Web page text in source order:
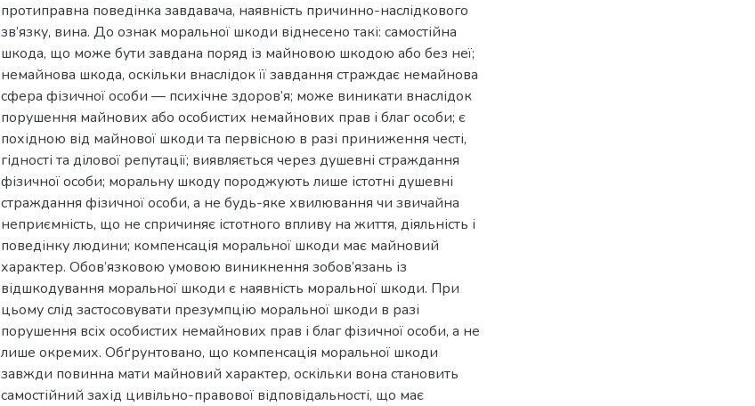
протиправна поведінка завдавача, наявність причинно-наслідкового
зв’язку, вина. До ознак моральної шкоди віднесено такі: самостійна
шкода, що може бути завдана поряд із майновою шкодою або без неї;
немайнова шкода, оскільки внаслідок її завдання страждає немайнова
сфера фізичної особи — психічне здоров’я; може виникати внаслідок
порушення майнових або особистих немайнових прав і благ особи; є
похідною від майнової шкоди та первісною в разі приниження честі,
гідності та ділової репутації; виявляється через душевні страждання
фізичної особи; моральну шкоду породжують лише істотні душевні
страждання фізичної особи, а не будь-яке хвилювання чи звичайна
неприємність, що не спричиняє істотного впливу на життя, діяльність і
поведінку людини; компенсація моральної шкоди має майновий
характер. Обов’язковою умовою виникнення зобов’язань із
відшкодування моральної шкоди є наявність моральної шкоди. При
цьому слід застосовувати презумпцію моральної шкоди в разі
порушення всіх особистих немайнових прав і благ фізичної особи, а не
лише окремих. Обґрунтовано, що компенсація моральної шкоди
завжди повинна мати майновий характер, оскільки вона становить
самостійний захід цивільно-правової відповідальності, що має